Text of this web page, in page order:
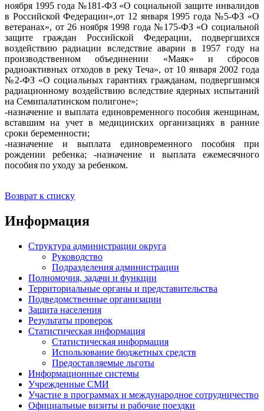
ноября 1995 года №181-ФЗ «О социальной защите инвалидов
в Российской Федерации»,от 12 января 1995 года №5-ФЗ «О
ветеранах», от 26 ноября 1998 года №175-ФЗ «О социальной
защите граждан Российской Федерации, подвергшихся
воздействию радиации вследствие аварии в 1957 году на
производственном объединении «Маяк» и сбросов
радиоактивных отходов в реку Теча», от 10 января 2002 года
№2-ФЗ «О социальных гарантиях гражданам, подвергшимся
радиационному воздействию вследствие ядерных испытаний
на Семипалатинском полигоне»;
-назначение и выплата единовременного пособия женщинам,
вставшим на учет в медицинских организациях в ранние
сроки беременности;
-назначение и выплата единовременного пособия при
рождении ребенка; -назначение и выплата ежемесячного
пособия по уходу за ребенком.
Возврат к списку
Информация
Структура администрации округа
Руководство
Подразделения администрации
Полномочия, задачи и функции
Территориальные органы и представительства
Подведомственные организации
Защита населения
Результаты проверок
Статистическая информация
Статистическая информация
Использование бюджетных средств
Предоставляемые льготы
Информационные системы
Учрежденные СМИ
Участие в программах и международное сотрудничество
Официальные визиты и рабочие поездки